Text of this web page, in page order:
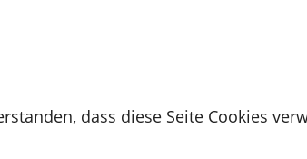
dass diese Seite Cookies